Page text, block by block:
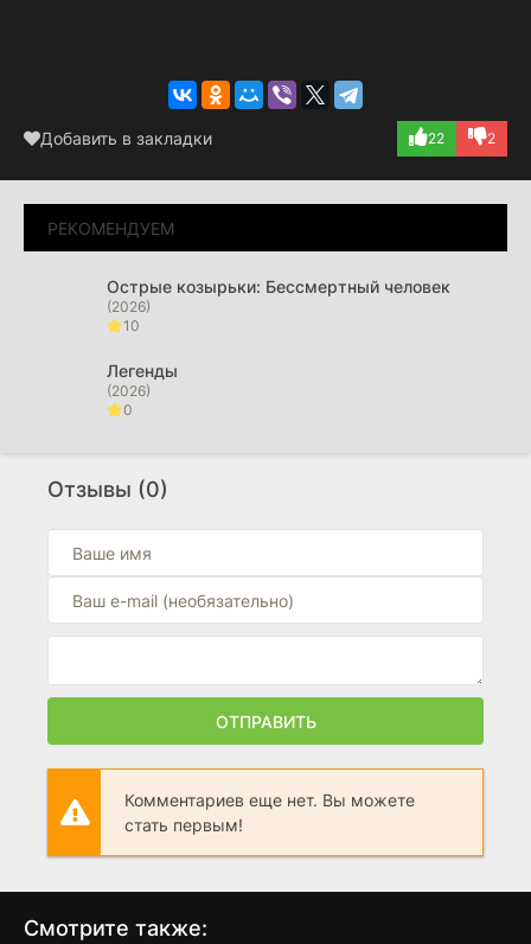
Добавить в закладки 22 2
РЕКОМЕНДУЕМ
Острые козырьки: Бессмертный человек
(2026)
10
Легенды
(2026)
0
(2026)
0
(2026)
0
Служебный роман
Отзывы (0)
ОТПРАВИТЬ
Комментариев еще нет. Вы можете
стать первым!
Смотрите также: